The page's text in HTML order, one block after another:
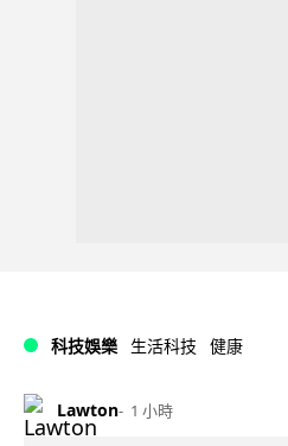
科技娛樂 生活科技 健康
Lawton 1 小時